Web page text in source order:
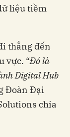
liệu tiềm
thẳng đến
vực. “Đó là
Digital Hub
Đoàn Đại
chia